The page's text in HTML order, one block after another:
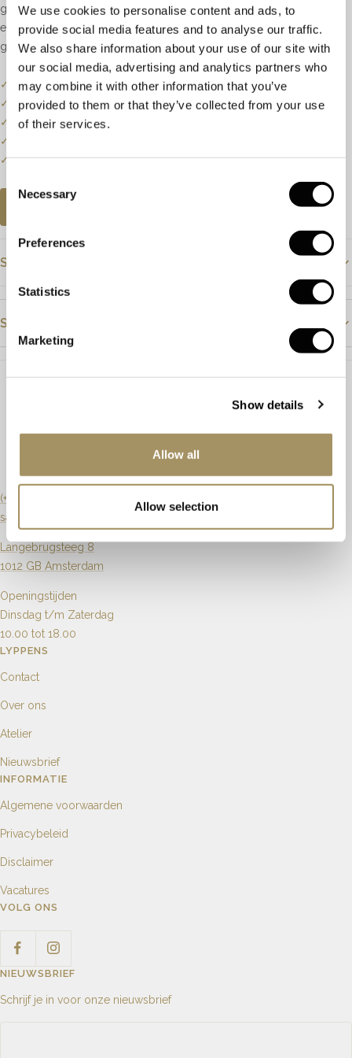
We use cookies to personalise content and ads, to
provide social media features and to analyse our traffic.
We also share information about your use of our site with
our social media, advertising and analytics partners who
may combine it with other information that you’ve
provided to them or that they’ve collected from your use
of their services.
Selection
Necessary
Preferences
Statistics
Marketing
Show details
Allow all
Allow selection
gebaseerd op het model, breedte, ringmaat en het door u gekozen
edelmetaal. Alle ringen kunnen machinaal of met de hand
gegraveerd worden.
✓
Onze website dient als online etalage.
✓
Bel of mail ons voor de actuele voorraadstatus.
✓
Prijzen kunnen onderhevig zijn aan veranderingen.
✓
✓Bezoek onze winkel voor de volledige collectie.
Specificaties
Steensoort
Artikelnummer Model_b_3_5_mm_rg
Steendetails
(+31) 20 6270901
sales@lyppens.nl
Langebrugsteeg 8
1012 GB Amsterdam
Openingstijden
Dinsdag t/m Zaterdag
10.00 tot 18.00
LYPPENS
Contact
Over ons
Atelier
Nieuwsbrief
INFORMATIE
Algemene voorwaarden
Privacybeleid
Disclaimer
Vacatures
VOLG ONS
NIEUWSBRIEF
Schrijf je in voor onze nieuwsbrief